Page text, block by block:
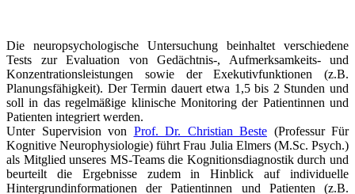
Die neuropsychologische Untersuchung beinhaltet verschiedene
Tests zur Evaluation von Gedächtnis-, Aufmerksamkeits- und
Konzentrationsleistungen sowie der Exekutivfunktionen (z.B.
Planungsfähigkeit). Der Termin dauert etwa 1,5 bis 2 Stunden und
soll in das regelmäßige klinische Monitoring der Patientinnen und
Patienten integriert werden.
Unter Supervision von Prof. Dr. Christian Beste (Professur Für
Kognitive Neurophysiologie) führt Frau Julia Elmers (M.Sc. Psych.)
als Mitglied unseres MS-Teams die Kognitionsdiagnostik durch und
beurteilt die Ergebnisse zudem in Hinblick auf individuelle
Hintergrundinformationen der Patientinnen und Patienten (z.B.